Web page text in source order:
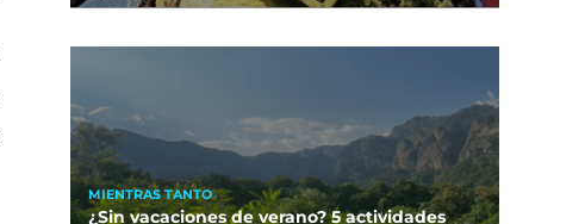
MIENTRAS TANTO
¿Sin vacaciones de verano? 5 actividades